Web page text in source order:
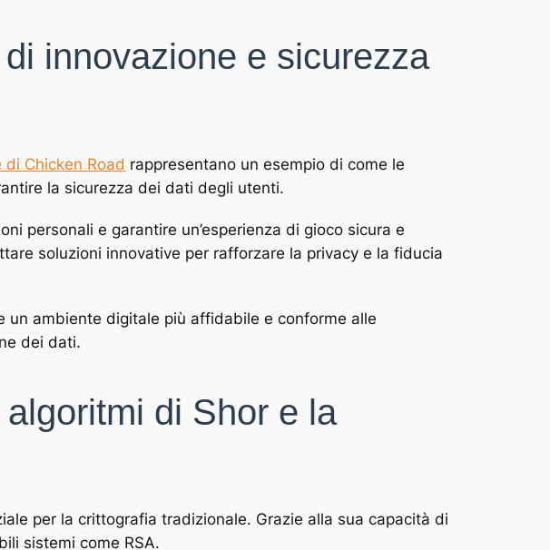
innovazione e sicurezza
Chicken Road rappresentano un esempio di come le
la sicurezza dei dati degli utenti.
personali e garantire un’esperienza di gioco sicura e
soluzioni innovative per rafforzare la privacy e la fiducia
un ambiente digitale più affidabile e conforme alle
dei dati.
di Shor e la
per la crittografia tradizionale. Grazie alla sua capacità di
sistemi come RSA.